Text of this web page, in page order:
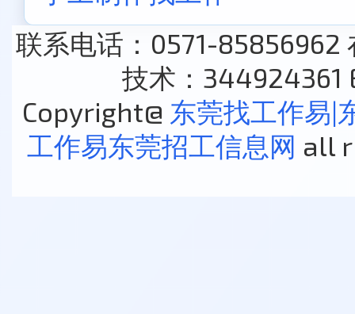
联系电话：0571-85856962
技术：344924361
Copyright@ 东莞找工作易|
工作易东莞招工信息网 all